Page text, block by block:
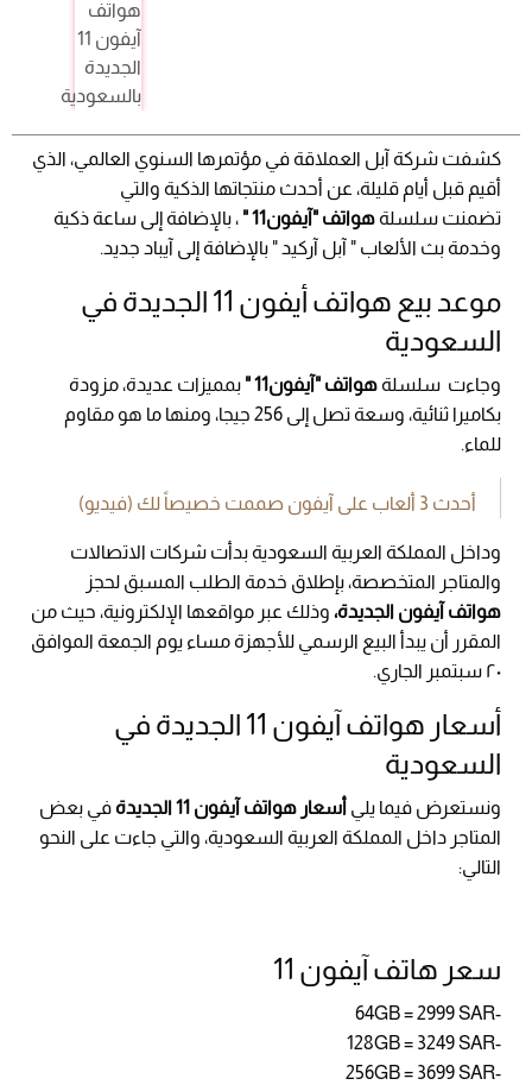
كشفت شركة آبل العملاقة في مؤتمرها السنوي العالمي، الذي
أقيم قبل أيام قليلة، عن أحدث منتجاتها الذكية والتي
تضمنت سلسلة هواتف "آيفون11 "
، بالإضافة إلى ساعة ذكية
وخدمة بث الألعاب " آبل آركيد " بالإضافة إلى آيباد جديد.
موعد بيع هواتف أيفون 11 الجديدة في
السعودية
وجاءت سلسلة هواتف "آيفون11 "
بمميزات عديدة، مزودة
بكاميرا ثنائية، وسعة تصل إلى 256 جيجا، ومنها ما هو مقاوم
للماء.
أحدث 3 ألعاب على آيفون صممت خصيصاً لك (فيديو)
وداخل المملكة العربية السعودية بدأت شركات الاتصالات
والمتاجر المتخصصة، بإطلاق خدمة الطلب المسبق لحجز
هواتف آيفون الجديدة، وذلك عبر مواقعها الإلكترونية، حيث من
المقرر أن يبدأ البيع الرسمي للأجهزة مساء يوم الجمعة الموافق
٢٠ سبتمبر الجاري.
أسعار هواتف آيفون 11 الجديدة في
السعودية
ونستعرض فيما يلي أسعار هواتف آيفون 11 الجديدة
في بعض
المتاجر داخل المملكة العربية السعودية، والتي جاءت على النحو
التالي:
سعر هاتف آيفون 11
-64GB = 2999 SAR
-128GB = 3249 SAR
-256GB = 3699 SAR